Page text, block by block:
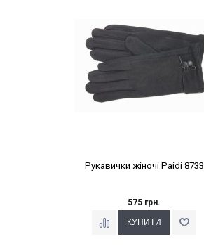
Рукавички жіночі Paidi 8733
575 грн.